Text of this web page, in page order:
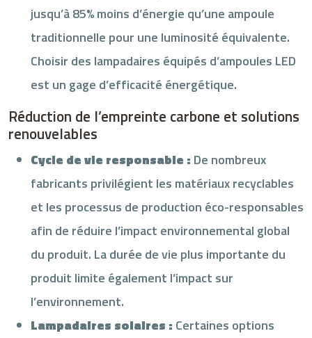
jusqu’à 85% moins d’énergie qu’une ampoule
traditionnelle pour une luminosité équivalente.
Choisir des lampadaires équipés d’ampoules LED
est un gage d’efficacité énergétique.
Réduction de l’empreinte carbone et solutions
renouvelables
Cycle de vie responsable : De nombreux
fabricants privilégient les matériaux recyclables
et les processus de production éco-responsables
afin de réduire l’impact environnemental global
du produit. La durée de vie plus importante du
produit limite également l’impact sur
l’environnement.
Lampadaires solaires : Certaines options